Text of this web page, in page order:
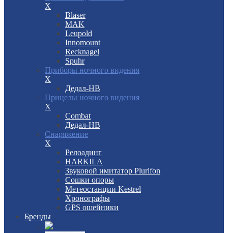
X
Blaser
MAK
Leupold
Innomount
Recknagel
Spuhr
Приборы ночного видения
X
Дедал-НВ
Прицелы ночного видения
X
Combat
Дедал-НВ
Снаряжение
X
Релоадинг
HARKILA
Звуковой имитатор Plurifon
Сошки опоры
Метеостанции Kestrel
Хронографы
GPS ошейники
Бренды